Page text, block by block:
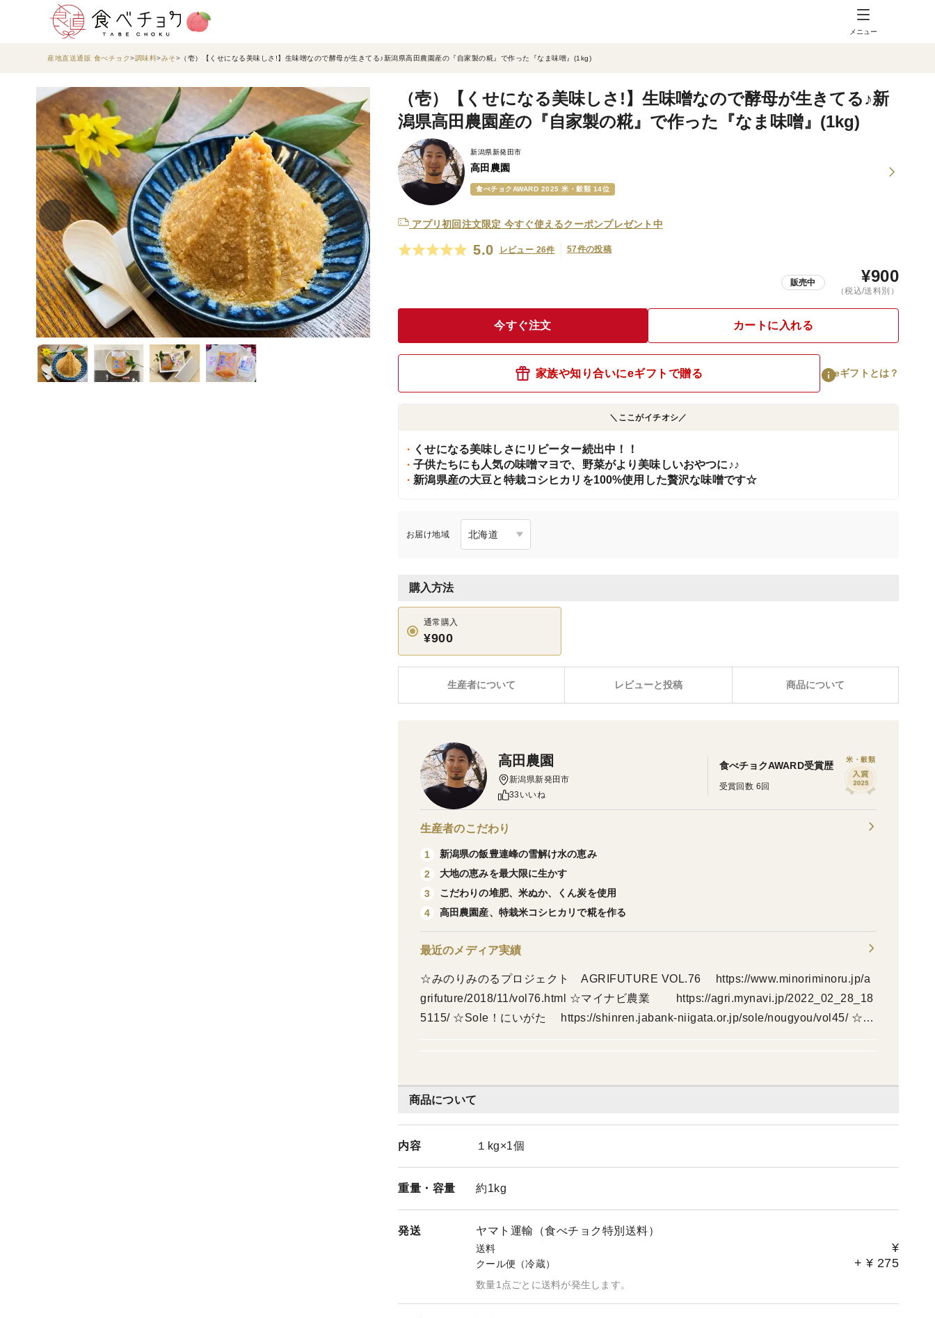
メニュー
産地直送通販 食べチョク 調味料 みそ （壱）【くせになる美味しさ!】生味噌なので酵母が生きてる♪新潟県高田農園産の『自家製の糀』で作った『なま味噌』(1kg)
（壱）【くせになる美味しさ!】生味噌なので酵母が生きてる♪新
潟県高田農園産の『自家製の糀』で作った『なま味噌』(1kg)
新潟県新発田市
高田農園
食べチョクAWARD 2025 米・穀類 14位
アプリ初回注文限定 今すぐ使えるクーポンプレゼント中
5.0 レビュー 26件 57件の投稿
販売中 ¥900
（税込/送料別）
今すぐ注文 カートに入れる
家族や知り合いにeギフトで贈る eギフトとは？
＼ここがイチオシ／
くせになる美味しさにリピーター続出中！！
子供たちにも人気の味噌マヨで、野菜がより美味しいおやつに♪♪
新潟県産の大豆と特栽コシヒカリを100%使用した贅沢な味噌です☆
お届け地域
購入方法
通常購入
¥900
レビューと投稿 商品について
生産者について
商品について
内容 １kg×1個
重量・ 容量 約1kg
発送 ヤマト運輸（食べチョク特別送料）
送料 ¥
クール便（冷蔵） + ¥ 275
数量1点ごとに送料が発生します。
高田農園
新潟県新発田市
33いいね
食べチョクAWARD受賞歴
受賞回数 6回
米・穀類
生産者のこだわり
1
新潟県の飯豊連峰の雪解け水の恵み
2
大地の恵みを最大限に生かす
3
こだわりの堆肥、米ぬか、くん炭を使用
4
高田農園産、特栽米コシヒカリで糀を作る
最近のメディア実績
☆みのりみのるプロジェクト AGRIFUTURE VOL.76 https://www.minoriminoru.jp/a
grifuture/2018/11/vol76.html ☆マイナビ農業 https://agri.mynavi.jp/2022_02_28_18
5115/ ☆Sole！にいがた https://shinren.jabank-niigata.or.jp/sole/nougyou/vol45/ ☆20